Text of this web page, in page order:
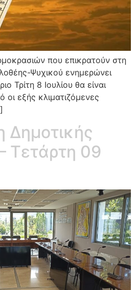
που επικρατούν στη
Ψυχικού ενημερώνει
Τρίτη 8 Ιουλίου θα είναι
οι εξής κλιματιζόμενες
Δημοτικής
Τετάρτη 09